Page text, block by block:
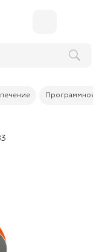
Программное